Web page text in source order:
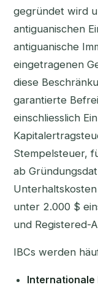
gegründet wird
antiguanischen
antiguanische
eingetragenen
diese
garantierte
einschliesslich
Stempelsteuer,
ab
unter 2.000 $
und Registered-
IBCs werden
Internationale